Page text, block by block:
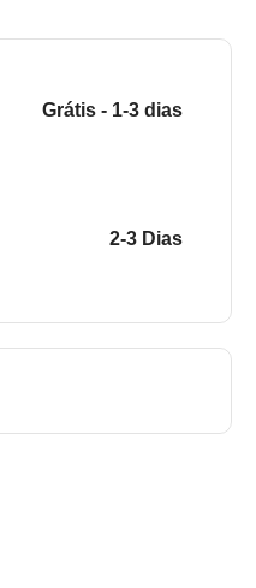
Grátis - 1-3 dias
2-3 Dias